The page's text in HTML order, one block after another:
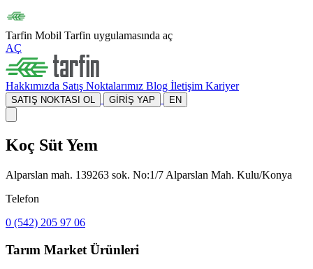
Tarfin Mobil Tarfin uygulamasında aç
AÇ
Hakkımızda Satış Noktalarımız Blog İletişim Kariyer
SATIŞ NOKTASI OL GİRİŞ YAP EN
Koç Süt Yem
Alparslan mah. 139263 sok. No:1/7 Alparslan Mah. Kulu/Konya
Telefon
0 (542) 205 97 06
Tarım Market Ürünleri